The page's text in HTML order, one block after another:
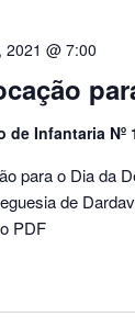
2021 @ 7:00
de Infantaria Nº
para o Dia da
de
PDF